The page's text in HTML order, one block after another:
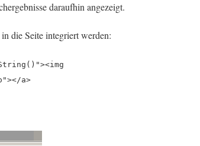
daraufhin angezeigt.
die Seite integriert werden:
a>